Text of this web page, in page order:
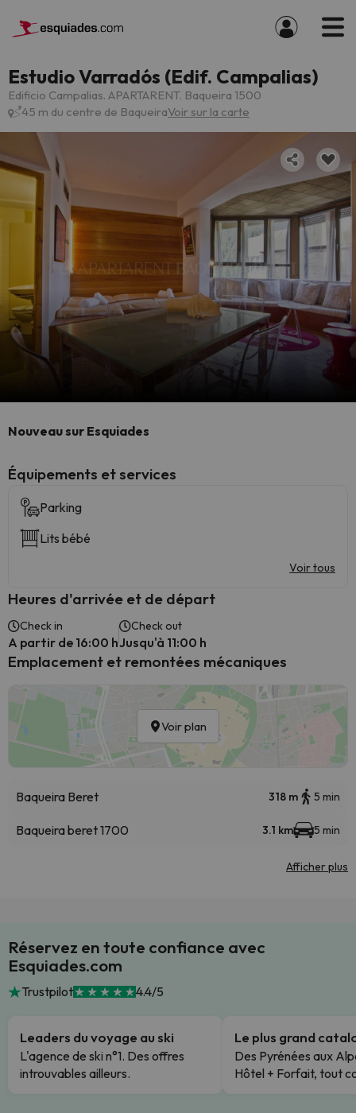
Estudio Varradós (Edif. Campalias)
Edificio Campalias. APARTARENT. Baqueira 1500
45 m du centre de BaqueiraVoir sur la carte
Nouveau sur Esquiades
​Équipements et services
Parking
Lits bébé
Voir tous
Heures d'arrivée et de départ
Check in
A partir de 16:00 h
Check out
Jusqu'à 11:00 h
Emplacement et remontées mécaniques
Voir plan
Baqueira Beret 318 m 5 min
Baqueira beret 1700 3.1 km 5 min
Afficher plus
Réservez en toute confiance avec
Esquiades.com
Trustpilot 4.4/5
Leaders du voyage au ski
L'agence de ski n°1. Des offres
introuvables ailleurs.
Le plus grand
Des Pyrénées aux
Hôtel + Forfait, tout